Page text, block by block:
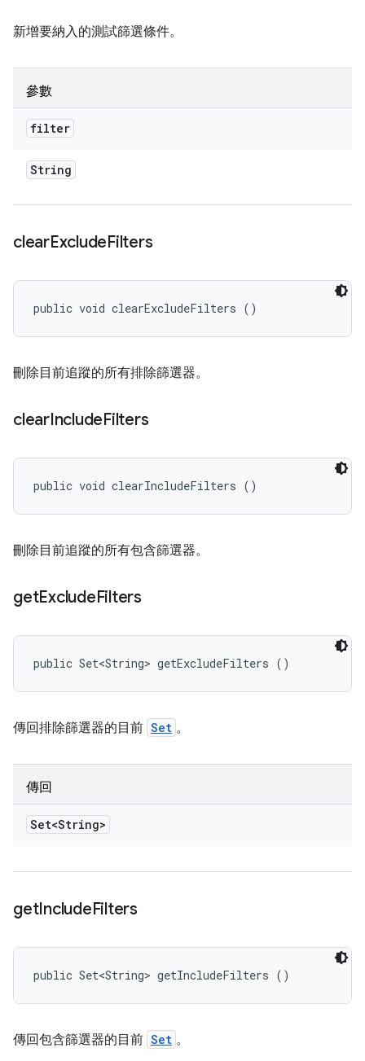
新增要納入的測試篩選條件。
參數
filter
String
clearExcludeFilters
public void clearExcludeFilters ()
刪除目前追蹤的所有排除篩選器。
clearIncludeFilters
public void clearIncludeFilters ()
刪除目前追蹤的所有包含篩選器。
getExcludeFilters
public Set<String> getExcludeFilters ()
傳回排除篩選器的目前 Set 。
傳回
Set<String>
getIncludeFilters
public Set<String> getIncludeFilters ()
傳回包含篩選器的目前 Set 。